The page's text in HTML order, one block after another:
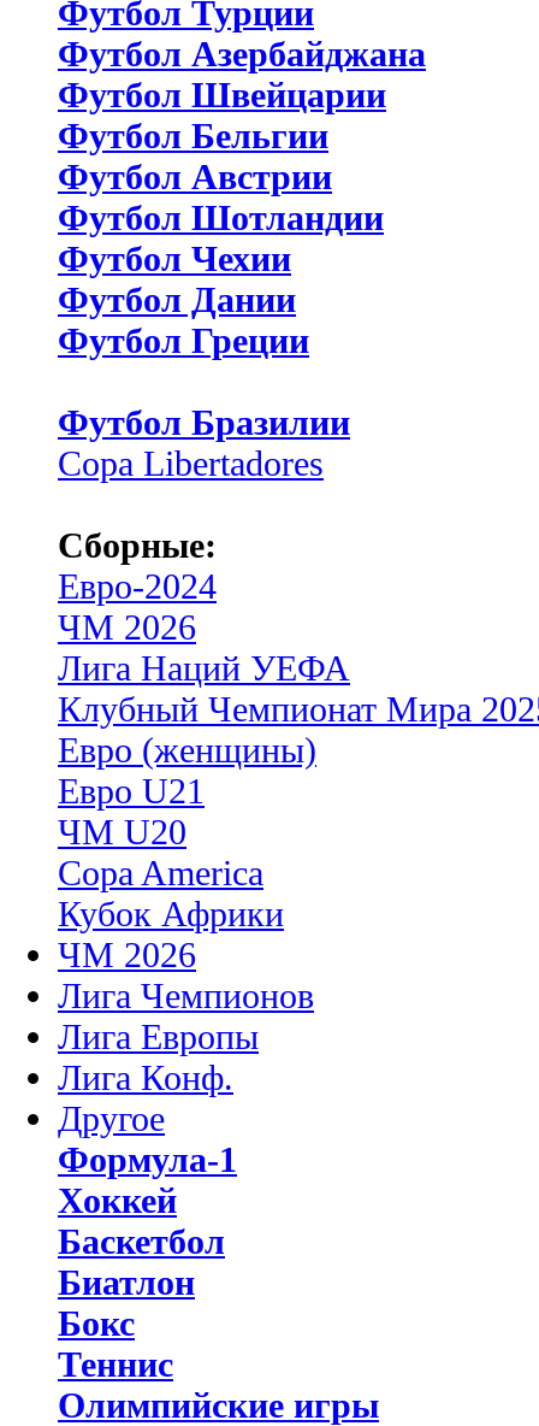
Футбол Турции
Футбол Азербайджана
Футбол Швейцарии
Футбол Бельгии
Футбол Австрии
Футбол Шотландии
Футбол Чехии
Футбол Дании
Футбол Греции
Футбол Бразилии
Copa Libertadores
Сборные:
Евро-2024
ЧМ 2026
Лига Наций УЕФА
Клубный Чемпионат Мира
Евро (женщины)
Евро U21
ЧМ U20
Copa America
Кубок Африки
ЧМ 2026
Лига Чемпионов
Лига Европы
Лига Конф.
Другое
Формула-1
Хоккей
Баскетбол
Биатлон
Бокс
Теннис
Олимпийские игры